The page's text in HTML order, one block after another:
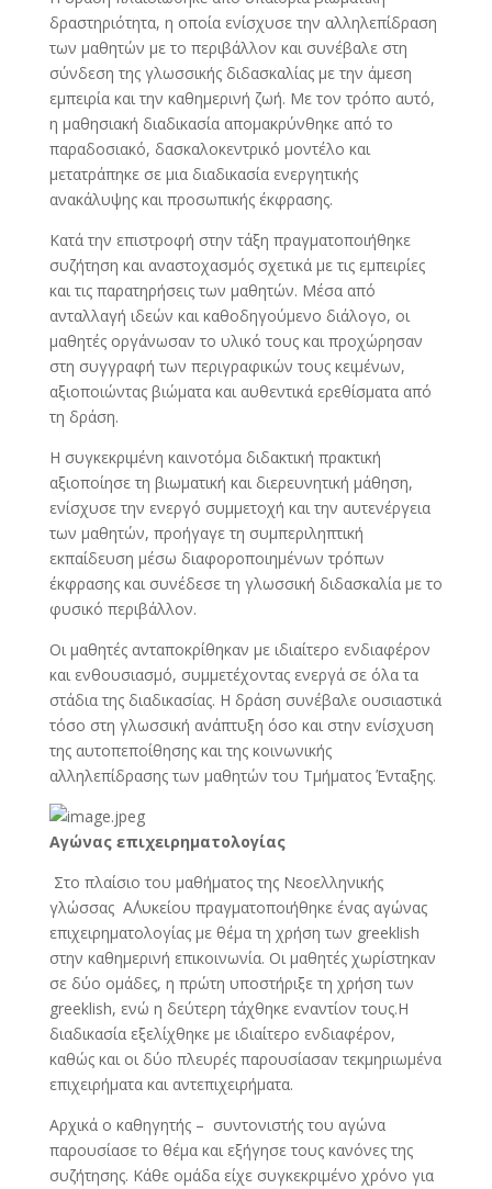
δραστηριότητα, η οποία ενίσχυσε την αλληλεπίδραση
των μαθητών με το περιβάλλον και συνέβαλε στη
σύνδεση της γλωσσικής διδασκαλίας με την άμεση
εμπειρία και την καθημερινή ζωή. Με τον τρόπο αυτό,
η μαθησιακή διαδικασία απομακρύνθηκε από το
παραδοσιακό, δασκαλοκεντρικό μοντέλο και
μετατράπηκε σε μια διαδικασία ενεργητικής
ανακάλυψης και προσωπικής έκφρασης.
Κατά την επιστροφή στην τάξη πραγματοποιήθηκε
συζήτηση και αναστοχασμός σχετικά με τις εμπειρίες
και τις παρατηρήσεις των μαθητών. Μέσα από
ανταλλαγή ιδεών και καθοδηγούμενο διάλογο, οι
μαθητές οργάνωσαν το υλικό τους και προχώρησαν
στη συγγραφή των περιγραφικών τους κειμένων,
αξιοποιώντας βιώματα και αυθεντικά ερεθίσματα από
τη δράση.
Η συγκεκριμένη καινοτόμα διδακτική πρακτική
αξιοποίησε τη βιωματική και διερευνητική μάθηση,
ενίσχυσε την ενεργό συμμετοχή και την αυτενέργεια
των μαθητών, προήγαγε τη συμπεριληπτική
εκπαίδευση μέσω διαφοροποιημένων τρόπων
έκφρασης και συνέδεσε τη γλωσσική διδασκαλία με το
φυσικό περιβάλλον.
Οι μαθητές ανταποκρίθηκαν με ιδιαίτερο ενδιαφέρον
και ενθουσιασμό, συμμετέχοντας ενεργά σε όλα τα
στάδια της διαδικασίας. Η δράση συνέβαλε ουσιαστικά
τόσο στη γλωσσική ανάπτυξη όσο και στην ενίσχυση
της αυτοπεποίθησης και της κοινωνικής
αλληλεπίδρασης των μαθητών του Τμήματος Ένταξης.
Αγώνας επιχειρηματολογίας
Στο πλαίσιο του μαθήματος της Νεοελληνικής
γλώσσας Α΄Λυκείου πραγματοποιήθηκε ένας αγώνας
επιχειρηματολογίας με θέμα τη χρήση των greeklish
στην καθημερινή επικοινωνία. Οι μαθητές χωρίστηκαν
σε δύο ομάδες, η πρώτη υποστήριξε τη χρήση των
greeklish, ενώ η δεύτερη τάχθηκε εναντίον τους.Η
διαδικασία εξελίχθηκε με ιδιαίτερο ενδιαφέρον,
καθώς και οι δύο πλευρές παρουσίασαν τεκμηριωμένα
επιχειρήματα και αντεπιχειρήματα.
Αρχικά ο καθηγητής – συντονιστής του αγώνα
παρουσίασε το θέμα και εξήγησε τους κανόνες της
συζήτησης. Κάθε ομάδα είχε συγκεκριμένο χρόνο για